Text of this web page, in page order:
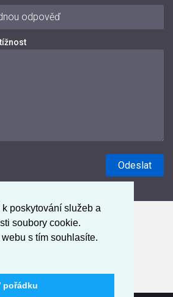
poskytování služeb a
soubory cookie.
s tím souhlasíte.
pořádku